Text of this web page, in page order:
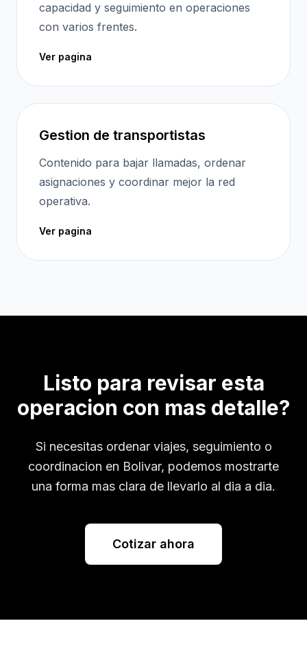
capacidad y seguimiento en operaciones
con varios frentes.
Ver pagina
Gestion de transportistas
Contenido para bajar llamadas, ordenar
asignaciones y coordinar mejor la red
operativa.
Ver pagina
Listo para revisar esta
operacion con mas detalle?
Si necesitas ordenar viajes, seguimiento o
coordinacion en Bolivar, podemos mostrarte
una forma mas clara de llevarlo al dia a dia.
Cotizar ahora